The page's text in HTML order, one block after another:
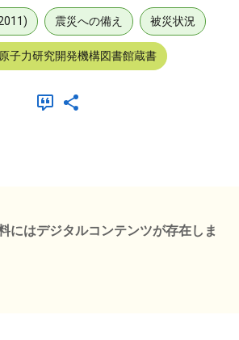
震災への備え 被災状況
子力研究開発機構図書館蔵書
にはデジタルコンテンツが存在しま